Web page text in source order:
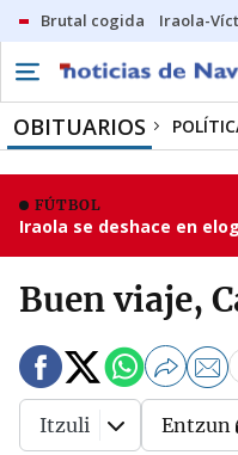
Brutal cogida Iraola-
OBITUARIOS
FÚTBOL
Iraola se deshace en
Buen viaje,
Itzuli Entzun